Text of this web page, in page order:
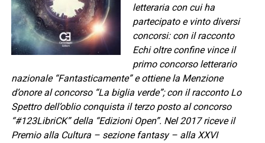
letteraria con cui ha
partecipato e vinto diversi
concorsi: con il racconto
Echi oltre confine vince il
primo concorso letterario
nazionale “Fantasticamente” e ottiene la Menzione
d’onore al concorso “La biglia verde”; con il racconto Lo
Spettro dell’oblio conquista il terzo posto al concorso
“#123LibriCK” della “Edizioni Open”. Nel 2017 riceve il
Premio alla Cultura – sezione fantasy – alla XXVI